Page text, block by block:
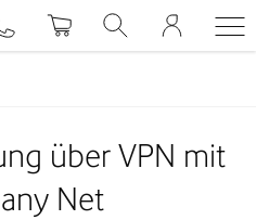
über VPN mit
Net